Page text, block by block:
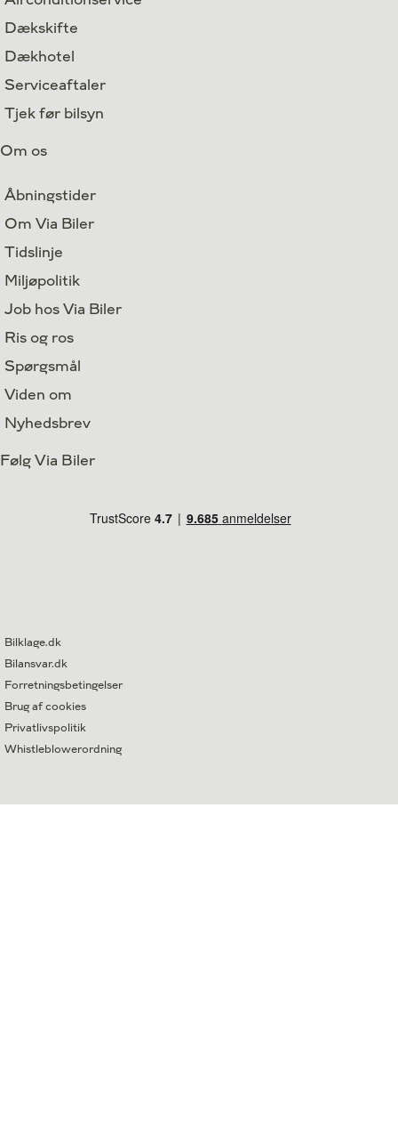
Dækskifte
Dækhotel
Serviceaftaler
Tjek før bilsyn
Om os
Åbningstider
Om Via Biler
Tidslinje
Miljøpolitik
Job hos Via Biler
Ris og ros
Spørgsmål
Viden om
Nyhedsbrev
Følg Via Biler
Bilklage.dk
Bilansvar.dk
Forretningsbetingelser
Brug af cookies
Privatlivspolitik
Whistleblowerordning